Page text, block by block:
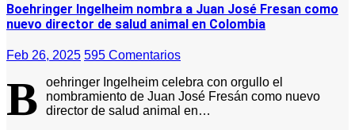
Boehringer Ingelheim nombra a Juan José Fresan como
nuevo director de salud animal en Colombia
Feb 26, 2025 595 Comentarios
B
oehringer Ingelheim celebra con orgullo el
nombramiento de Juan José Fresán como nuevo
director de salud animal en…